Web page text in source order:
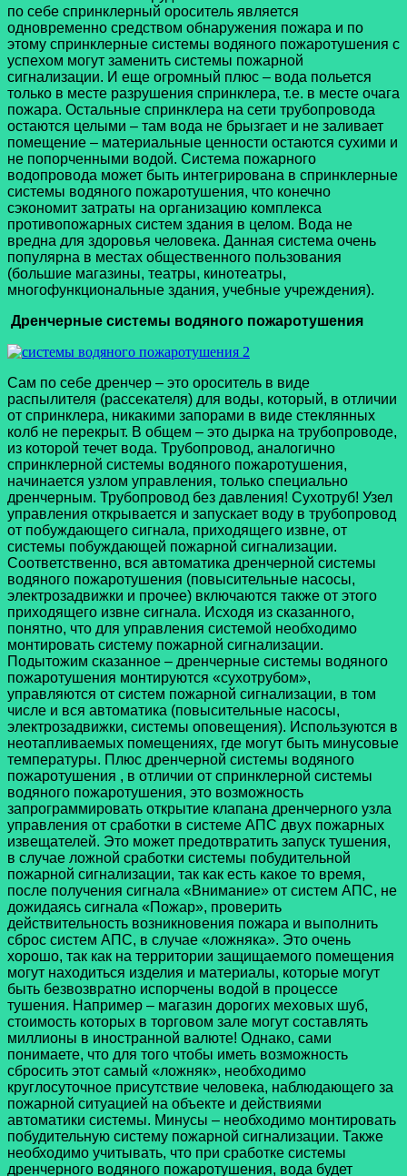
по себе спринклерный ороситель является
одновременно средством обнаружения пожара и по
этому спринклерные системы водяного пожаротушения с
успехом могут заменить системы пожарной
сигнализации. И еще огромный плюс – вода польется
только в месте разрушения спринклера, т.е. в месте очага
пожара. Остальные спринклера на сети трубопровода
остаются целыми – там вода не брызгает и не заливает
помещение – материальные ценности остаются сухими и
не попорченными водой. Система пожарного
водопровода может быть интегрирована в спринклерные
системы водяного пожаротушения, что конечно
сэкономит затраты на организацию комплекса
противопожарных систем здания в целом. Вода не
вредна для здоровья человека. Данная система очень
популярна в местах общественного пользования
(большие магазины, театры, кинотеатры,
многофункциональные здания, учебные учреждения).
Дренчерные системы водяного пожаротушения
Сам по себе дренчер – это ороситель в виде
распылителя (рассекателя) для воды, который, в отличии
от спринклера, никакими запорами в виде стеклянных
колб не перекрыт. В общем – это дырка на трубопроводе,
из которой течет вода. Трубопровод, аналогично
спринклерной системы водяного пожаротушения,
начинается узлом управления, только специально
дренчерным. Трубопровод без давления! Сухотруб! Узел
управления открывается и запускает воду в трубопровод
от побуждающего сигнала, приходящего извне, от
системы побуждающей пожарной сигнализации.
Соответственно, вся автоматика дренчерной системы
водяного пожаротушения (повысительные насосы,
электрозадвижки и прочее) включаются также от этого
приходящего извне сигнала. Исходя из сказанного,
понятно, что для управления системой необходимо
монтировать систему пожарной сигнализации.
Подытожим сказанное – дренчерные системы водяного
пожаротушения монтируются «сухотрубом»,
управляются от систем пожарной сигнализации, в том
числе и вся автоматика (повысительные насосы,
электрозадвижки, системы оповещения). Используются в
неотапливаемых помещениях, где могут быть минусовые
температуры. Плюс дренчерной системы водяного
пожаротушения , в отличии от спринклерной системы
водяного пожаротушения, это возможность
запрограммировать открытие клапана дренчерного узла
управления от сработки в системе АПС двух пожарных
извещателей. Это может предотвратить запуск тушения,
в случае ложной сработки системы побудительной
пожарной сигнализации, так как есть какое то время,
после получения сигнала «Внимание» от систем АПС, не
дожидаясь сигнала «Пожар», проверить
действительность возникновения пожара и выполнить
сброс систем АПС, в случае «ложняка». Это очень
хорошо, так как на территории защищаемого помещения
могут находиться изделия и материалы, которые могут
быть безвозвратно испорчены водой в процессе
тушения. Например – магазин дорогих меховых шуб,
стоимость которых в торговом зале могут составлять
миллионы в иностранной валюте! Однако, сами
понимаете, что для того чтобы иметь возможность
сбросить этот самый «ложняк», необходимо
круглосуточное присутствие человека, наблюдающего за
пожарной ситуацией на объекте и действиями
автоматики системы. Минусы – необходимо монтировать
побудительную систему пожарной сигнализации. Также
необходимо учитывать, что при сработке системы
дренчерного водяного пожаротушения, вода будет